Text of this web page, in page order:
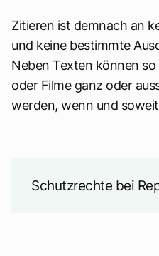
Zitieren ist demnach an
und keine bestimmte
Neben Texten können
oder Filme ganz oder
werden, wenn und
Schutzrechte bei